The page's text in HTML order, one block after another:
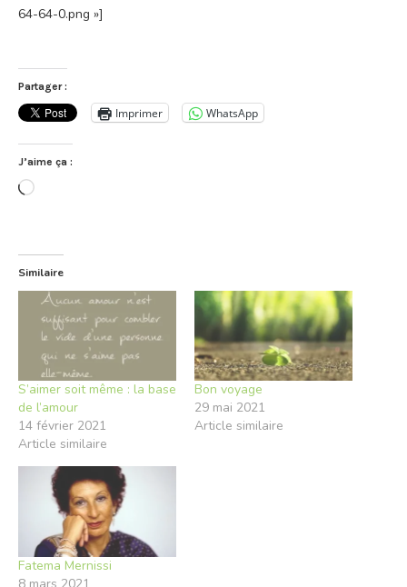
64-64-0.png »]
Partager :
Imprimer WhatsApp
J’aime ça :
Chargement…
Similaire
S’aimer soit même : la base
de l’amour
14 février 2021
Article similaire
Bon voyage
29 mai 2021
Article similaire
Fatema Mernissi